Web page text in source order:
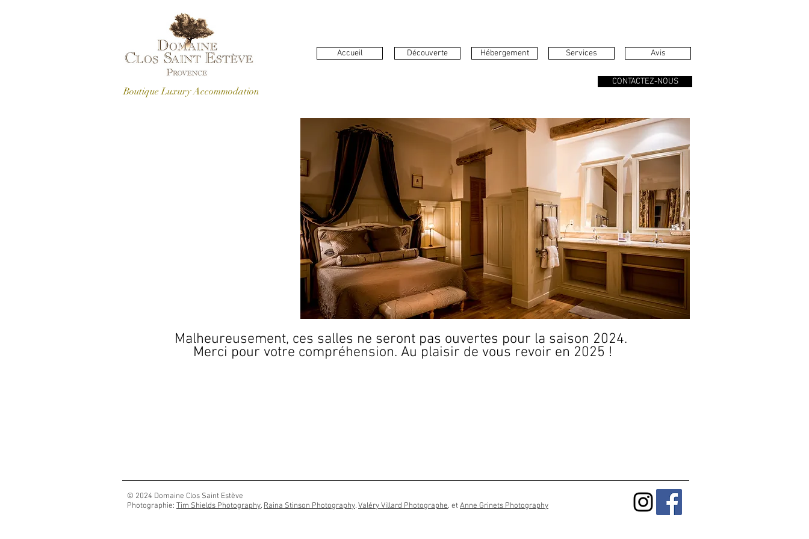
Boutique Luxury Accommodation
Accueil Découverte Hébergement Services Avis
CONTACTEZ-NOUS
Malheureusement, ces salles ne seront pas ouvertes pour la saison 2024.
Merci pour votre compréhension. Au plaisir de vous revoir en 2025 !
© 2024 Domaine Clos Saint Estève
Photographie: Tim Shields Photography, Raina Stinson Photography,Valéry Villard Photographe, etAnne Grinets Photography